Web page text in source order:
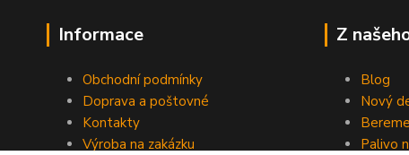
Informace
Obchodní podmínky
Doprava a poštovné
Kontakty
Výroba na zakázku
Z
Blog
Nový
Palivo